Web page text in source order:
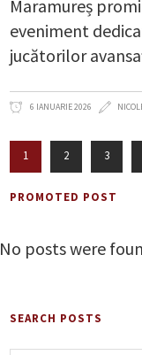
Maramureș
eveniment
jucătorilor
6 IANUARIE 2026
1 2 3
PROMOTED POST
No posts were
SEARCH POSTS